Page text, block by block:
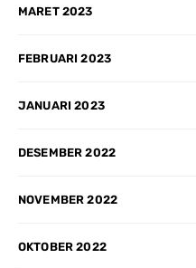
MARET 2023
FEBRUARI 2023
JANUARI 2023
DESEMBER 2022
NOVEMBER 2022
OKTOBER 2022